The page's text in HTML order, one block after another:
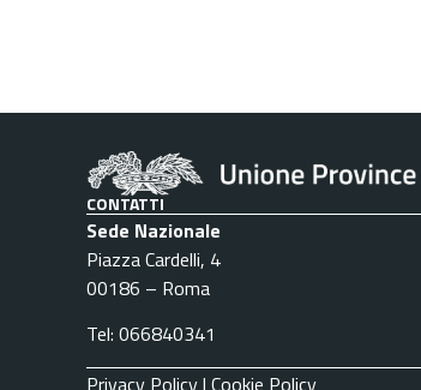
CONTATTI
Sede Nazionale
Piazza Cardelli, 4
00186 – Roma
Tel: 066840341
Privacy Policy| Cookie Policy